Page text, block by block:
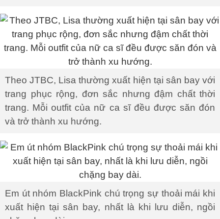
Theo JTBC, Lisa thường xuất hiện tại sân bay với
trang phục rộng, đơn sắc nhưng đậm chất thời
trang. Mỗi outfit của nữ ca sĩ đều được săn đón
và trở thành xu hướng.
Em út nhóm BlackPink chú trọng sự thoải mái khi
xuất hiện tại sân bay, nhất là khi lưu diễn, ngồi